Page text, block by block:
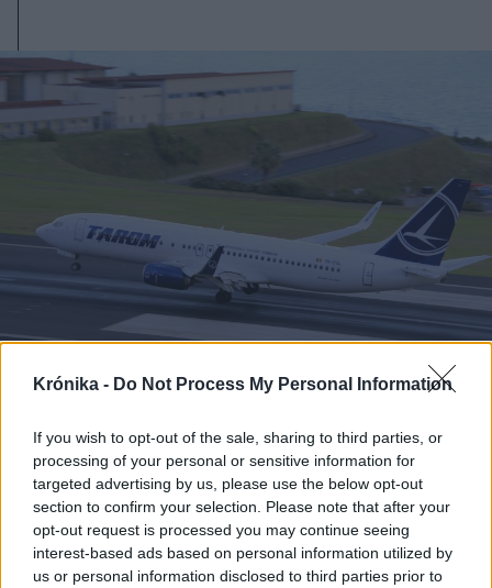
Krónika - Do Not Process My Personal Information
If you wish to opt-out of the sale, sharing to third parties, or
processing of your personal or sensitive information for
targeted advertising by us, please use the below opt-out
section to confirm your selection. Please note that after your
opt-out request is processed you may continue seeing
interest-based ads based on personal information utilized by
us or personal information disclosed to third parties prior to
Kivonul az egyik legfontosabb
londoni reptérről a Tarom, már el is
adta a résidőket